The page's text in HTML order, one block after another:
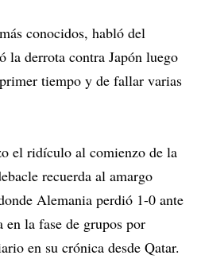
conocidos, habló del
la derrota contra Japón luego
tiempo y de fallar varias
el ridículo al comienzo de la
recuerda al amargo
Alemania perdió 1-0 ante
la fase de grupos por
en su crónica desde Qatar.